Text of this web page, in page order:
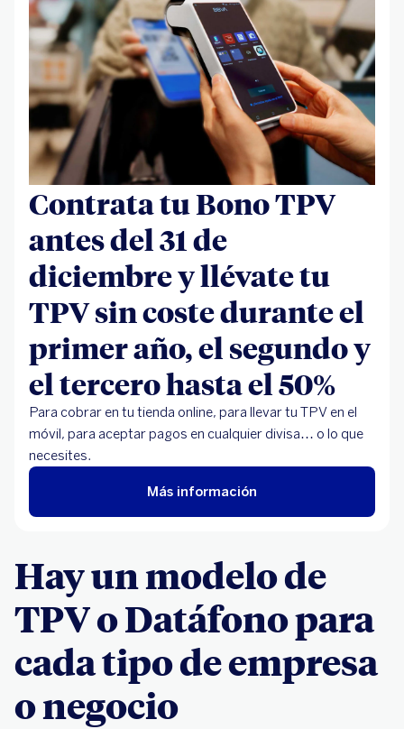
Contrata tu Bono TPV
antes del 31 de
diciembre y llévate tu
TPV sin coste durante el
primer año, el segundo y
el tercero hasta el 50%
Para cobrar en tu tienda online, para llevar tu TPV en el
móvil, para aceptar pagos en cualquier divisa… o lo que
necesites.
Más información
Hay un modelo de
TPV o Datáfono para
cada tipo de empresa
o negocio